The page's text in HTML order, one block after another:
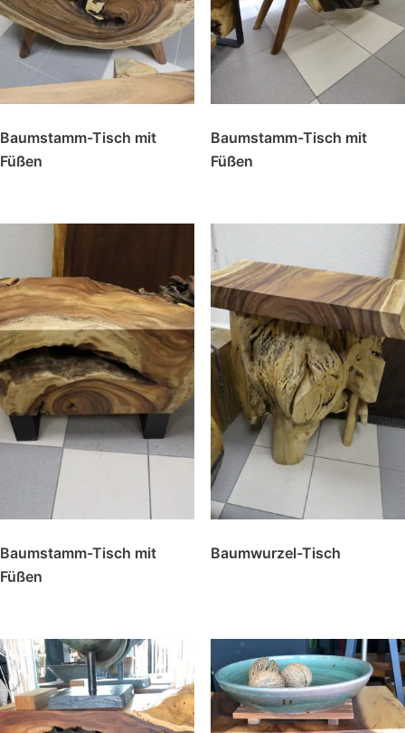
Baumstamm-Tisch mit
Füßen
Baumstamm-Tisch mit
Füßen
Baumstamm-Tisch mit
Füßen
Baumwurzel-Tisch